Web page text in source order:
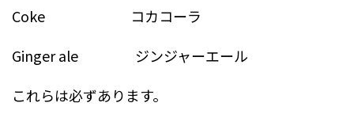
Coke コカコーラ
Ginger ale ジンジャーエール
これらは必ずあります。